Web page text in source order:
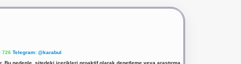
726 Telegram: @karabul
Bu nedenle, sitedeki içerikleri proaktif olarak denetleme veya araştırma